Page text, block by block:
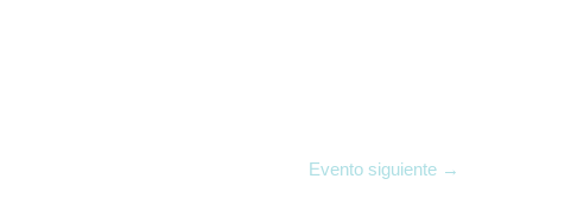
Evento siguiente →